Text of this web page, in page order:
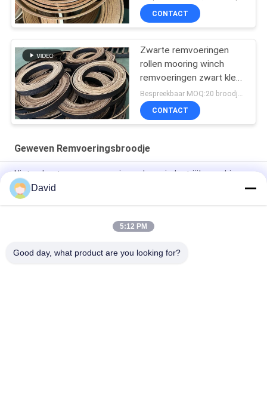
CONTACT
Zwarte remvoeringen
rollen mooring winch
remvoeringen zwart kleur
geweven remvoeringenBespreekbaar MOQ:20 broodjes
CONTACT
Geweven Remvoeringsbroodje
Niet-asbestwoven remvoeringsrol voor industriële machines
Asbestvrij gebonden remvoeringsrol voor suikerfabrieken,
trekkers, kraanheftrucks
Flexibele lier windas geweven remvoering rol voor kaapstander
David
5:12 PM
Good day, what product are you looking for?